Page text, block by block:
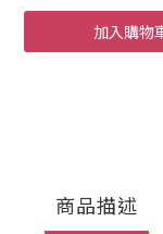
加入購物
商品描述